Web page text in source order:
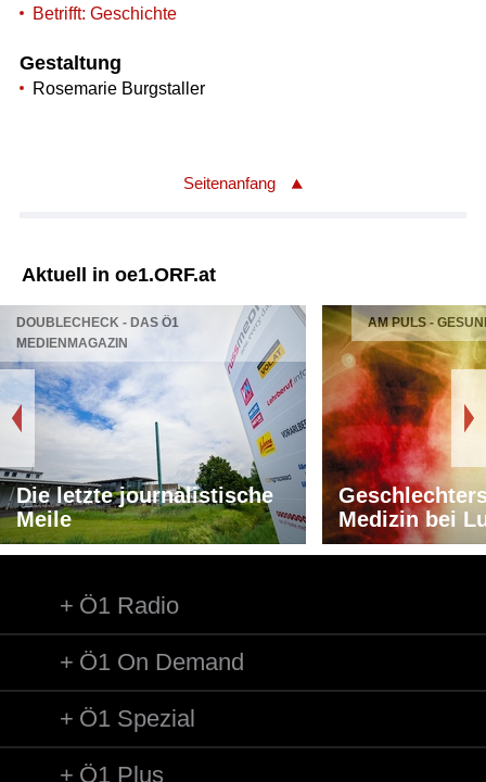
Betrifft: Geschichte
Gestaltung
Rosemarie Burgstaller
Seitenanfang
Aktuell in oe1.ORF.at
DOUBLECHECK - DAS Ö1
MEDIENMAGAZIN
Die letzte journalistische
Meile
AM PULS -
Medizin bei
Ö1 Radio
Ö1 On Demand
Ö1 Spezial
Ö1 Plus